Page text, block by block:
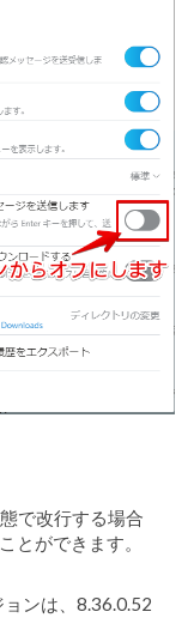
で改行する場合
とができます。
ョンは、8.36.0.52